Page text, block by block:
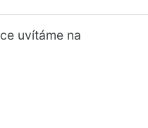
uvítáme na